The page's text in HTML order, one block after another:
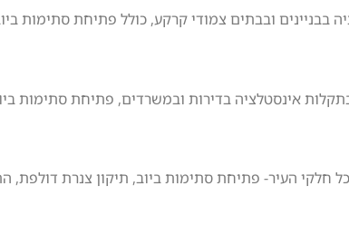
בבניינים ובבתים צמודי קרקע, כולל פתיחת סתימות
אינסטלציה בדירות ובמשרדים, פתיחת סתימות
חלקי העיר- פתיחת סתימות ביוב, תיקון צנרת